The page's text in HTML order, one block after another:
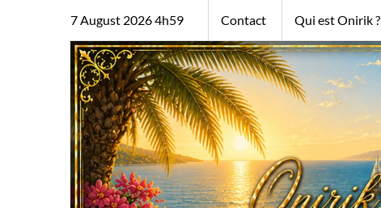
7 August 2026 4h59 Contact Qui est Onirik ?